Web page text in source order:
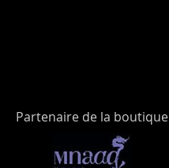
Partenaire de la boutique